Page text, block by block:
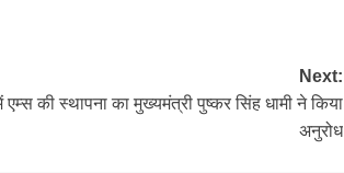
Next:
की स्थापना का मुख्यमंत्री पुष्कर सिंह धामी ने किया
अनुरोध